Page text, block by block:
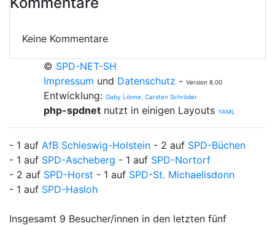
Keine Kommentare
© SPD-NET-SH
Impressum und Datenschutz - Version 8.00
Entwicklung: Gaby Lönne, Carsten Schröder
php-spdnet nutzt in einigen Layouts YAML
- 1 auf AfB Schleswig-Holstein - 2 auf SPD-Büchen
- 1 auf SPD-Ascheberg - 1 auf SPD-Nortorf
- 2 auf SPD-Horst - 1 auf SPD-St. Michaelisdonn
- 1 auf SPD-Hasloh
Insgesamt 9 Besucher/innen in den letzten fünf